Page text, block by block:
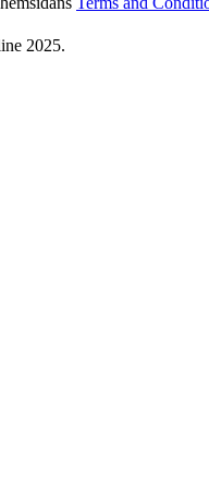
2025.